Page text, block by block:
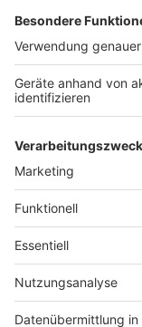
Sprühnebel
Immer mehr
Kühle Orte in
Anzeige
Anzeige